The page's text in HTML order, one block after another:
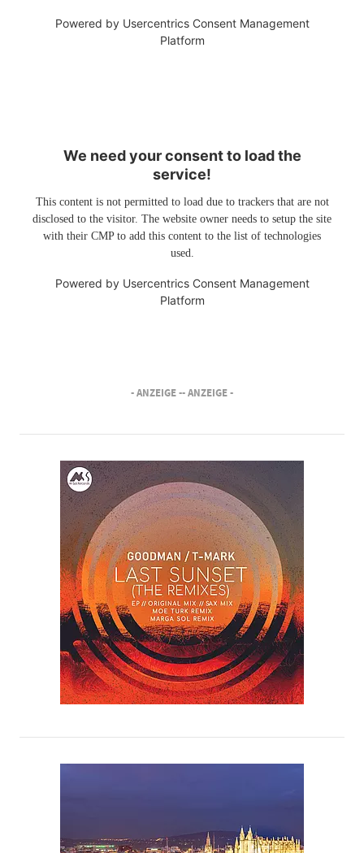
Powered by Usercentrics Consent Management
Platform
We need your consent to load the
service!
This content is not permitted to load due to trackers that are not
disclosed to the visitor. The website owner needs to setup the site
with their CMP to add this content to the list of technologies
used.
Powered by Usercentrics Consent Management
Platform
- ANZEIGE -- ANZEIGE -